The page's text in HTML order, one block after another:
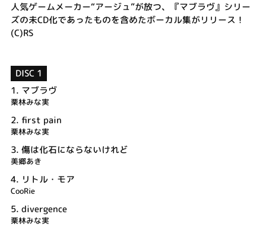
人気ゲームメーカー“アージュ”が放つ、『マブラヴ』シリー
ズの未CD化であったものを含めたボーカル集がリリース！
(C)RS
DISC 1
1. マブラヴ
栗林みな実
2. first pain
栗林みな実
3. 傷は化石にならないけれど
美郷あき
4. リトル・モア
CooRie
5. divergence
栗林みな実